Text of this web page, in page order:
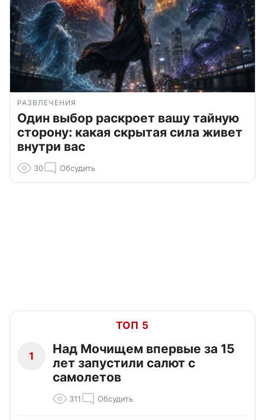
РАЗВЛЕЧЕНИЯ
Один выбор раскроет вашу тайную
сторону: какая скрытая сила живет
внутри вас
30 Обсудить
ТОП 5
1
Над Мочищем впервые за 15
лет запустили салют с
самолетов
311 Обсудить